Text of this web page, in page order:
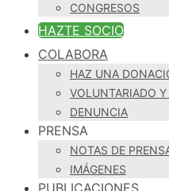
CONGRESOS
HAZTE SOCIO
COLABORA
HAZ UNA
VOLUNTARIADO
DENUNCIA
PRENSA
NOTAS DE
IMÁGENES